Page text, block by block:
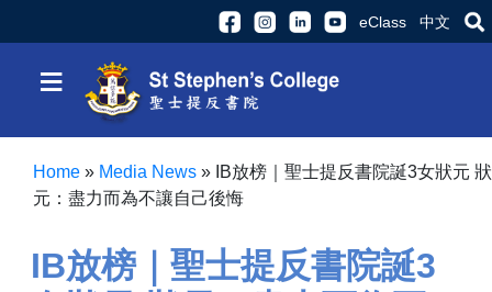
eClass 中文
≡
Home » Media News » ​​​​​​​IB放榜｜聖士提反書院誕3女狀元 狀
元：盡力而為不讓自己後悔
​​​​​​​IB放榜｜聖士提反書院誕3